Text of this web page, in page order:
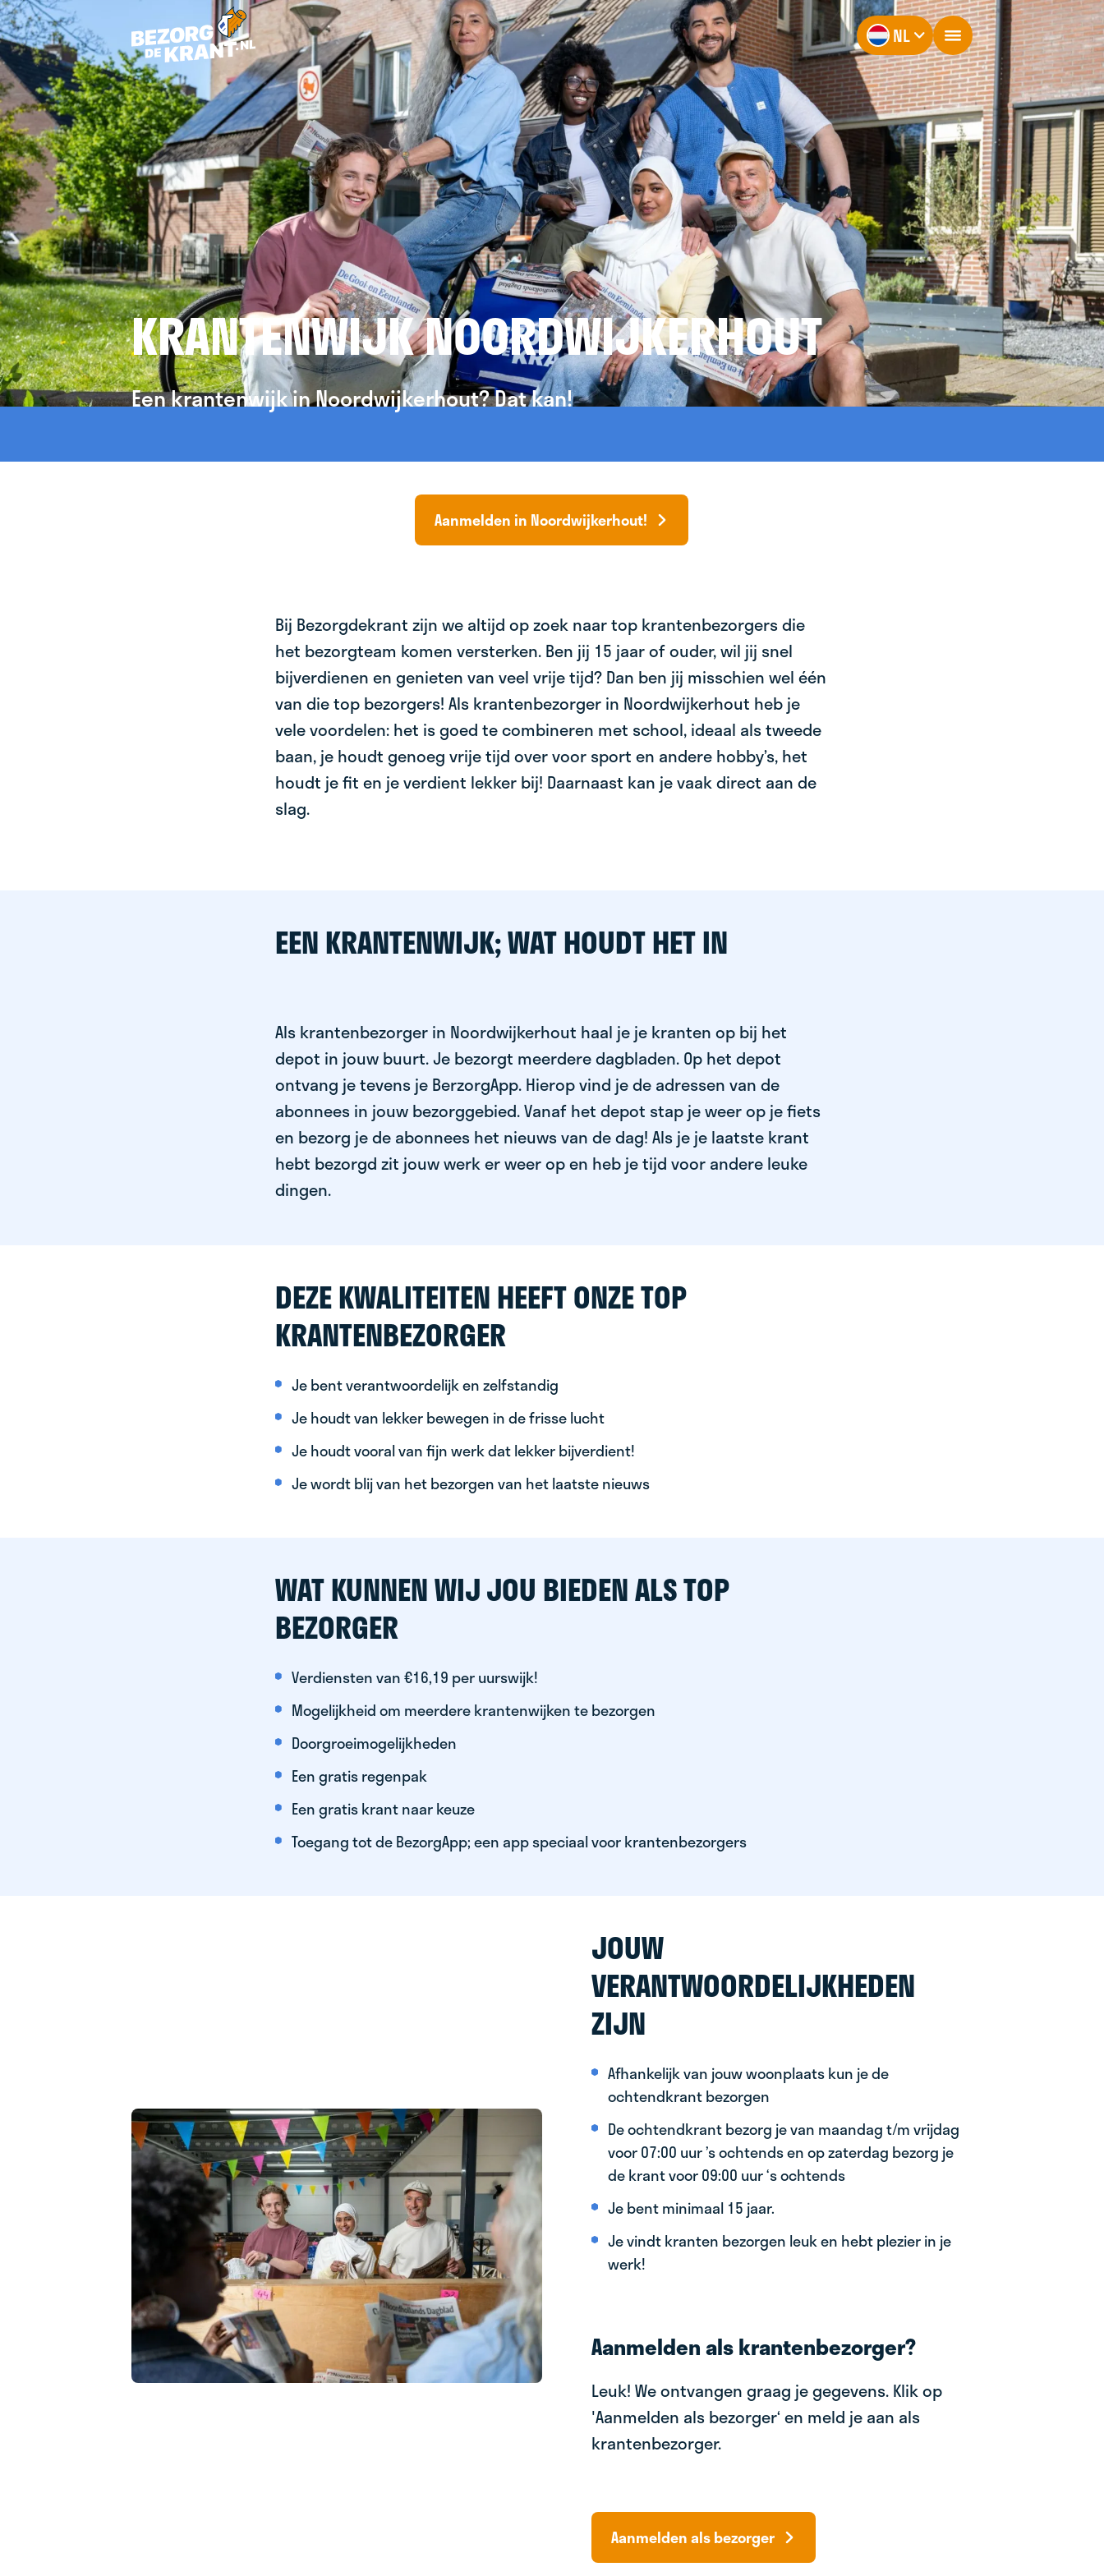
NL
KRANTENWIJK NOORDWIJKERHOUT
Een krantenwijk in Noordwijkerhout? Dat kan!
Aanmelden in Noordwijkerhout!
Bij Bezorgdekrant zijn we altijd op zoek naar top krantenbezorgers die
het bezorgteam komen versterken. Ben jij 15 jaar of ouder, wil jij snel
bijverdienen en genieten van veel vrije tijd? Dan ben jij misschien wel één
van die top bezorgers! Als krantenbezorger in Noordwijkerhout heb je
vele voordelen: het is goed te combineren met school, ideaal als tweede
baan, je houdt genoeg vrije tijd over voor sport en andere hobby’s, het
houdt je fit en je verdient lekker bij! Daarnaast kan je vaak direct aan de
slag.
EEN KRANTENWIJK; WAT HOUDT HET IN
Als krantenbezorger in Noordwijkerhout haal je je kranten op bij het
depot in jouw buurt. Je bezorgt meerdere dagbladen. Op het depot
ontvang je tevens je BerzorgApp. Hierop vind je de adressen van de
abonnees in jouw bezorggebied. Vanaf het depot stap je weer op je fiets
en bezorg je de abonnees het nieuws van de dag! Als je je laatste krant
hebt bezorgd zit jouw werk er weer op en heb je tijd voor andere leuke
dingen.
DEZE KWALITEITEN HEEFT ONZE TOP
KRANTENBEZORGER
Je bent verantwoordelijk en zelfstandig
Je houdt van lekker bewegen in de frisse lucht
Je houdt vooral van fijn werk dat lekker bijverdient!
Je wordt blij van het bezorgen van het laatste nieuws
WAT KUNNEN WIJ JOU BIEDEN ALS TOP
BEZORGER
Verdiensten van €16,19 per uurswijk!
Mogelijkheid om meerdere krantenwijken te bezorgen
Doorgroeimogelijkheden
Een gratis regenpak
Een gratis krant naar keuze
Toegang tot de BezorgApp; een app speciaal voor krantenbezorgers
JOUW
VERANTWOORDELIJKHEDEN
ZIJN
Afhankelijk van jouw woonplaats kun je de
ochtendkrant bezorgen
De ochtendkrant bezorg je van maandag t/m vrijdag
voor 07:00 uur ’s ochtends en op zaterdag bezorg je
de krant voor 09:00 uur ‘s ochtends
Je bent minimaal 15 jaar.
Je vindt kranten bezorgen leuk en hebt plezier in je
werk!
Aanmelden als krantenbezorger?
Leuk! We ontvangen graag je gegevens. Klik op
'Aanmelden als bezorger‘ en meld je aan als
krantenbezorger.
Aanmelden als bezorger